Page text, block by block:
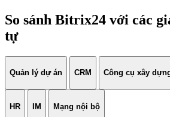
So sánh Bitrix24 với các
tự
Quản lý dự án CRM Công cụ xây
HR IM Mạng nội bộ